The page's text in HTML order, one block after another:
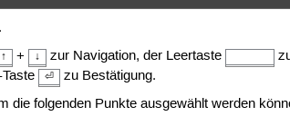
.
↑ + ↓ zur Navigation, der Leertaste
⏎
zu Bestätigung.
die folgenden Punkte ausgewählt werden